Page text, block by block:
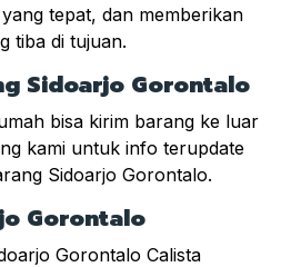
tepat, dan memberikan
tiba di tujuan.
Sidoarjo Gorontalo
bisa kirim barang ke luar
kami untuk info terupdate
Sidoarjo Gorontalo.
Gorontalo
Gorontalo Calista